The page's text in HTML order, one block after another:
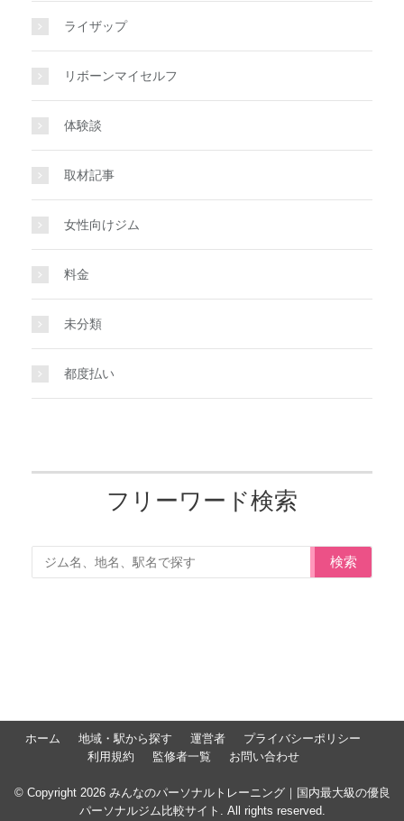
ライザップ
リボーンマイセルフ
体験談
取材記事
女性向けジム
料金
未分類
都度払い
フリーワード検索
検索
ホーム 地域・駅から探す 運営者
プライバシーポリシー
利用規約
監修者一覧 お問い合わせ
© Copyright 2026 みんなのパーソナルトレーニング｜国内最大級の優良
パーソナルジム比較サイト. All rights reserved.